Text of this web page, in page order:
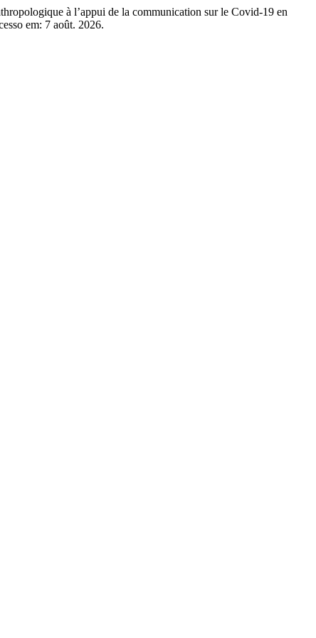
à l’appui de la communication sur le Covid-19 en
em: 7 août. 2026.